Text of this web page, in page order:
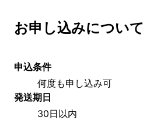
お申し込みについて
申込条件
何度も申し込み可
発送期日
30日以内